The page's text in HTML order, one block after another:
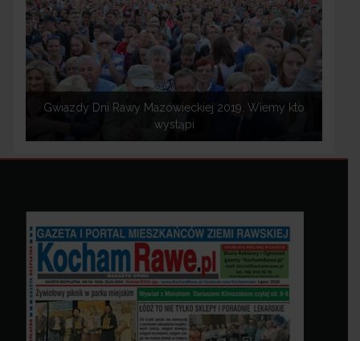
Gwiazdy Dni Rawy Mazowieckiej 2019. Wiemy kto
wystąpi